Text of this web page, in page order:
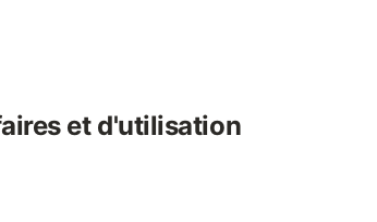
et d'utilisation